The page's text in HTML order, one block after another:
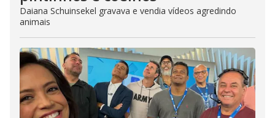
Daiana Schuinsekel gravava e vendia vídeos agredindo
animais